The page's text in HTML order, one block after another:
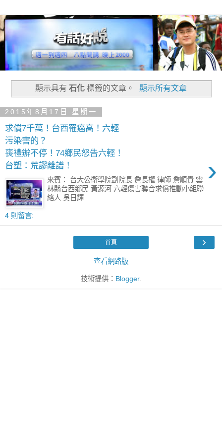
顯示具有 石化標籤的文章。 顯示所有文章
2015年8月17日 星期一
求償7千萬！台西罹癌高！六輕
污染害的？
喪禮辦不停！74鄉民怒告六輕！
台塑：荒謬離譜！
›
來賓： 台大公衛學院副院長 詹長權 律師 詹順貴 雲
林縣台西鄉民 黃源河 六輕傷害聯合求償推動小組聯
絡人 吳日輝
4 則留言:
›
首頁
查看網路版
技術提供： Blogger.